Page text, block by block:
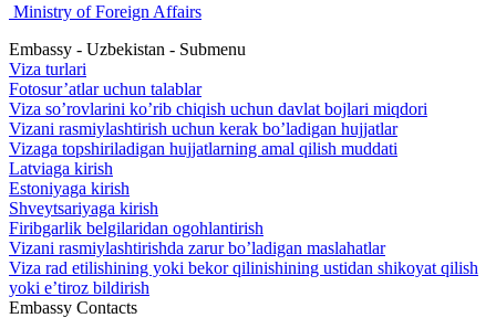
Ministry of Foreign Affairs
Embassy - Uzbekistan - Submenu
Viza turlari
Fotosur’atlar uchun talablar
Viza so’rovlarini ko’rib chiqish uchun davlat bojlari miqdori
Vizani rasmiylashtirish uchun kerak bo’ladigan hujjatlar
Vizaga topshiriladigan hujjatlarning amal qilish muddati
Latviaga kirish
Estoniyaga kirish
Shveytsariyaga kirish
Firibgarlik belgilaridan ogohlantirish
Vizani rasmiylashtirishda zarur bo’ladigan maslahatlar
Viza rad etilishining yoki bekor qilinishining ustidan shikoyat qilish
yoki e’tiroz bildirish
Embassy Contacts